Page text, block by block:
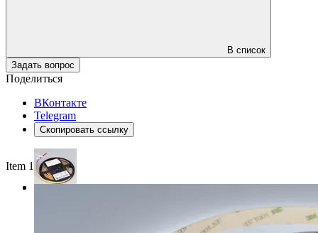
В список
Задать вопрос
Поделиться
ВКонтакте
Telegram
Скопировать ссылку
Item 1 of 3